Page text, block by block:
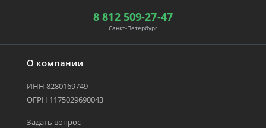
О компании
ИНН 8280169749
ОГРН 1175029690043
Задать вопрос
8 812 509-27-47
Санкт-Петербург